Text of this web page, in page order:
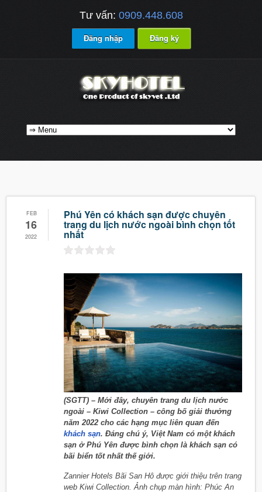
Tư vấn: 0909.448.608
Đăng nhập Đăng ký
FEB
16
2022
Phú Yên có khách sạn được chuyên
trang du lịch nước ngoài bình chọn tốt
nhất
(SGTT) – Mới đây, chuyên trang du lịch nước
ngoài – Kiwi Collection – công bố giải thưởng
năm 2022 cho các hạng mục liên quan đến
khách sạn. Đáng chú ý, Việt Nam có một khách
sạn ở Phú Yên được bình chọn là khách sạn có
bãi biển tốt nhất thế giới.
Zannier Hotels Bãi San Hô được giới thiệu trên trang
web Kiwi Collection. Ảnh chụp màn hình: Phúc An